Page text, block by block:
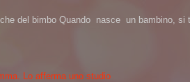
del bimbo Quando nasce un bambino, si
Lo afferma uno studio